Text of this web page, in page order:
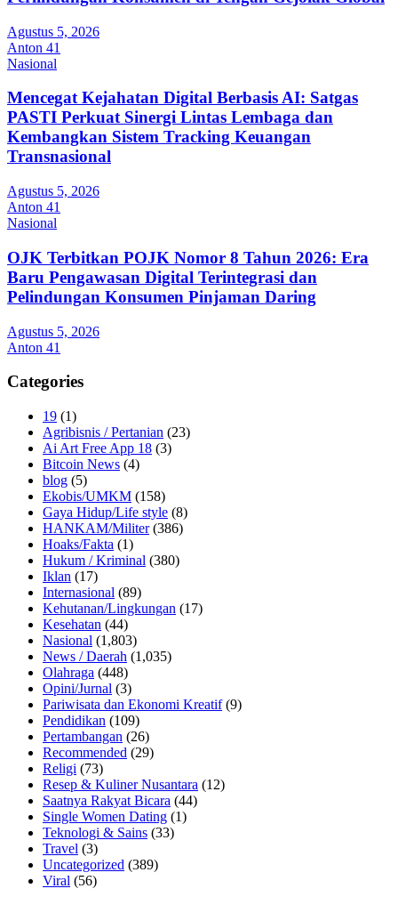
Agustus 5, 2026
Anton 41
Nasional
Mencegat Kejahatan Digital Berbasis AI: Satgas
PASTI Perkuat Sinergi Lintas Lembaga dan
Kembangkan Sistem Tracking Keuangan
Transnasional
Agustus 5, 2026
Anton 41
Nasional
OJK Terbitkan POJK Nomor 8 Tahun 2026: Era
Baru Pengawasan Digital Terintegrasi dan
Pelindungan Konsumen Pinjaman Daring
Agustus 5, 2026
Anton 41
Categories
19 (1)
Agribisnis / Pertanian (23)
Ai Art Free App 18 (3)
Bitcoin News (4)
blog (5)
Ekobis/UMKM (158)
Gaya Hidup/Life style (8)
HANKAM/Militer(386)
Hoaks/Fakta (1)
Hukum / Kriminal (380)
Iklan (17)
Internasional (89)
Kehutanan/Lingkungan (17)
Kesehatan (44)
Nasional (1,803)
News / Daerah (1,035)
Olahraga (448)
Opini/Jurnal (3)
Pariwisata dan Ekonomi Kreatif(9)
Pendidikan (109)
Pertambangan (26)
Recommended (29)
Religi (73)
Resep & Kuliner Nusantara (12)
Saatnya Rakyat Bicara (44)
Single Women Dating (1)
Teknologi & Sains (33)
Travel (3)
Uncategorized (389)
Viral (56)